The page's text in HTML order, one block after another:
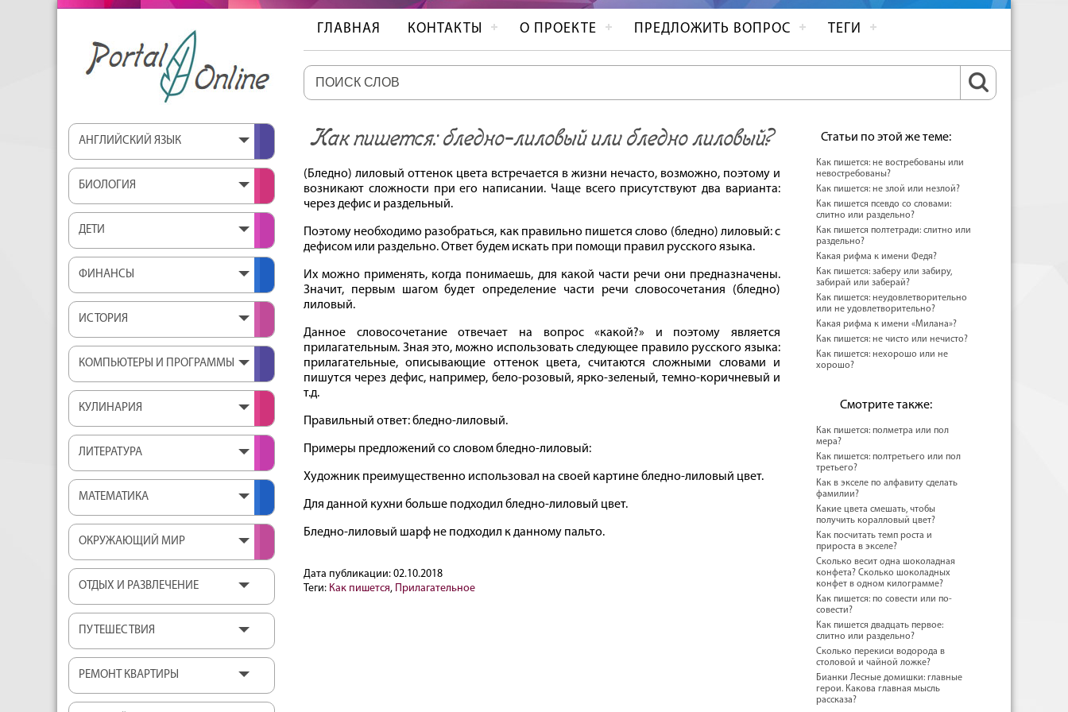
ГЛАВНАЯ КОНТАКТЫ О ПРОЕКТЕ ПРЕДЛОЖИТЬ ВОПРОС ТЕГИ
АНГЛИЙСКИЙ ЯЗЫК
БИОЛОГИЯ
ДЕТИ
ФИНАНСЫ
ИСТОРИЯ
КОМПЬЮТЕРЫ И ПРОГРАММЫ
КУЛИНАРИЯ
ЛИТЕРАТУРА
МАТЕМАТИКА
ОКРУЖАЮЩИЙ МИР
ОТДЫХ И РАЗВЛЕЧЕНИЕ
ПУТЕШЕСТВИЯ
РЕМОНТ КВАРТИРЫ
Как пишется: бледно‐лиловый или бледно лиловый?
(Бледно) лиловый оттенок цвета встречается в жизни нечасто, возможно, поэтому и
возникают сложности при его написании. Чаще всего присутствуют два варианта:
через дефис и раздельный.
Поэтому необходимо разобраться, как правильно пишется слово (бледно) лиловый: с
дефисом или раздельно. Ответ будем искать при помощи правил русского языка.
Их можно применять, когда понимаешь, для какой части речи они предназначены.
Значит, первым шагом будет определение части речи словосочетания (бледно)
лиловый.
Данное словосочетание отвечает на вопрос «какой?» и поэтому является
прилагательным. Зная это, можно использовать следующее правило русского языка:
прилагательные, описывающие оттенок цвета, считаются сложными словами и
пишутся через дефис, например, бело-розовый, ярко-зеленый, темно-коричневый и
т.д.
Правильный ответ: бледно-лиловый.
Примеры предложений со словом бледно-лиловый:
Художник преимущественно использовал на своей картине бледно-лиловый цвет.
Для данной кухни больше подходил бледно-лиловый цвет.
Бледно-лиловый шарф не подходил к данному пальто.
Дата публикации: 02.10.2018
Теги: Как пишется, Прилагательное
Статьи по этой же теме:
Как пишется: не востребованы или
невостребованы?
Как пишется: не злой или незлой?
Как пишется псевдо со словами:
слитно или раздельно?
Как пишется полтетради: слитно или
раздельно?
Какая рифма к имени Федя?
Как пишется: заберу или забиру,
забирай или заберай?
Как пишется: неудовлетворительно
или не удовлетворительно?
Какая рифма к имени «Милана»?
Как пишется: не чисто или нечисто?
Как пишется: нехорошо или не
хорошо?
Смотрите также:
Как пишется: полметра или пол
мера?
Как пишется: полтретьего или пол
третьего?
Как в экселе по алфавиту сделать
фамилии?
Какие цвета смешать, чтобы
получить коралловый цвет?
Как посчитать темп роста и
прироста в экселе?
Сколько весит одна шоколадная
конфета? Сколько шоколадных
конфет в одном килограмме?
Как пишется: по совести или по-
совести?
Как пишется двадцать первое:
слитно или раздельно?
Сколько перекиси водорода в
столовой и чайной ложке?
Бианки Лесные домишки: главные
герои. Какова главная мысль
рассказа?